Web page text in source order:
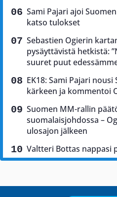
Sami Pajari ajoi
katso tulokset
Sebastien Ogierin
pysäyttävistä hetkistä:
suuret puut
EK18: Sami Pajari
kärkeen ja kommentoi
Suomen MM-rallin
suomalaisjohdossa –
ulosajon jälkeen
Valtteri Bottas nappasi